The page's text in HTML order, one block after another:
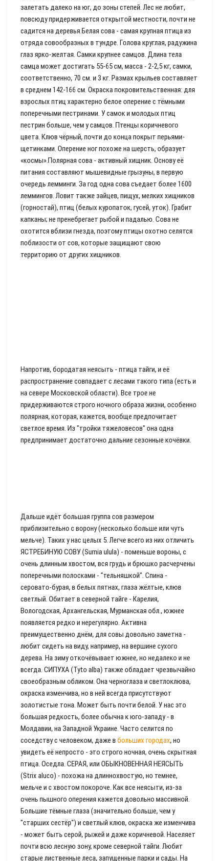
залетать далеко на юг, до зоны степей. Лес не любит,
повсюду придерживается открытой местности, почти не
садится на деревья.Белая сова - самая крупная птица из
отряда совообразных в тундре. Голова круглая, радужина
глаз ярко-желтая. Самки крупнее самцов. Длина тела
самца может достигать 55-65 см, масса - 2-2,5 кг, самки,
соответственно, 70 см. и 3 кг. Размах крыльев составляет
в среднем 142-166 см. Окраска покровительственная: для
взрослых птиц характерно белое оперение с тёмными
поперечными пестринами. У самок и молодых птиц
пестрин больше, чем у самцов. Птенцы коричневого
цвета. Клюв чёрный, почти до конца покрыт перьями-
щетинками. Оперение ног похоже на шерсть, образует
«космы».Полярная сова - активный хищник. Основу её
питания составляют мышевидные грызуны, в первую
очередь лемминги. За год одна сова съедает более 1600
леммингов. Ловит также зайцев, пищух, мелких хищников
(горностай), птиц (белых куропаток, гусей, уток). Грабит
капканы; не пренебрегает рыбой и падалью. Сова не
охотится вблизи гнезда, поэтому птицы охотно селятся
поблизости от сов, которые защищают свою
территорию от других хищников.
Напротив, бородатая неясыть - птица тайги, и её
распространение совпадает с лесами такого типа (есть и
на севере Московской области). Все трое не
придерживаются строго ночного образа жизни, особенно
полярная, которая, кажется, вообще предпочитает
светлое время. Из "тройки тяжеловесов" она одна
предпринимает достаточно дальние сезонные кочёвки.
Дальше идёт большая группа сов размером
приблизительно с ворону (несколько больше или чуть
мельче). Таких у нас целых 5. Легче всего из них отличить
ЯСТРЕБИНУЮ СОВУ (Surnia ulula) - поменьше вороны, с
очень длинным хвостом, вся грудь и брюшко расчерчены
поперечными полосками - "тельняшкой". Спина -
серовато-бурая, в белых пятнах, глаза жёлтые, клюв
светлый. Обитает в северной тайге - Карелия,
Вологодская, Архангельская, Мурманская обл., южнее
появляется редко и нерегулярно. Активна
преимущественно днём, для совы довольно заметна -
любит сидеть на виду, например, на вершине сухого
дерева. На зиму откочёвывает южнее, но недалеко и не
всегда. СИПУХА (Tyto alba) также обладает чрезвычайно
своеобразным обликом. Она черноглаза и светлоклюва,
окраска изменчива, но в ней всегда присутствуют
золотистые тона. Может быть почти белой. У нас это
большая редкость, более обычна к юго-западу - в
Молдавии, на Западной Украине. Часто селится по
соседству с человеком, даже в больших городах, но
увидеть её непросто - это строго ночная, очень скрытная
птица. Оседла. СЕРАЯ, или ОБЫКНОВЕННАЯ НЕЯСЫТЬ
(Strix aluco) - похожа на длиннохвостую, но темнее,
мельче и с хвостом покороче. Как все неясыти, из-за
очень пышного оперения кажется довольно массивной.
Большие тёмные глаза (значительно больше, чем у
"старших сестёр") и светлый клюв, окраска же изменчива
- может быть серой, рыжей и даже коричневой. Населяет
почти всю лесную зону, кроме северной тайги. Любит
старые лиственные леса, запущенные парки и сады. На